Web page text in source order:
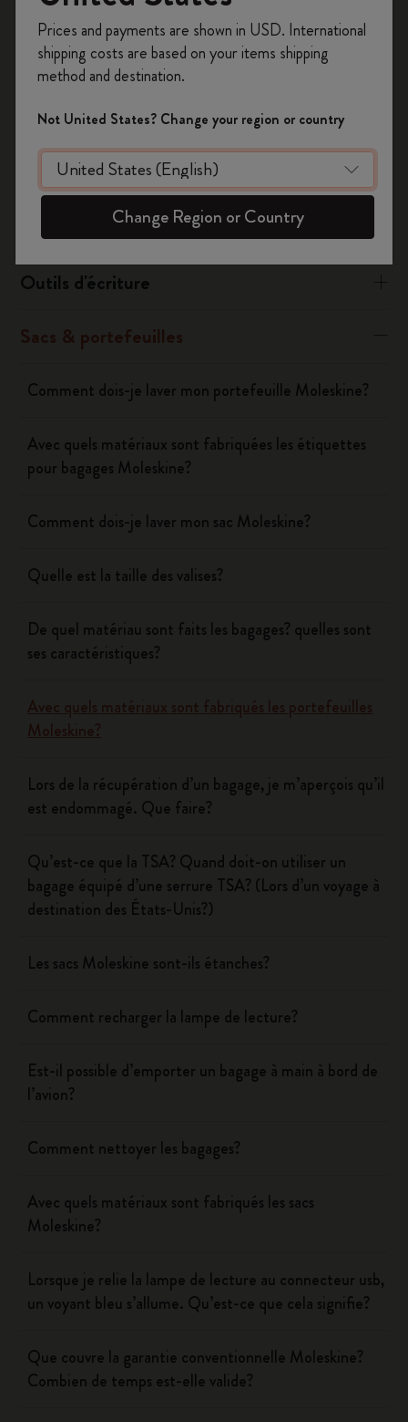
Was this answer helpful?
Carnets
Outils d'écriture
Sacs & portefeuilles
Comment dois-je laver mon portefeuille Moleskine?
Avec quels matériaux sont fabriquées les étiquettes
pour bagages Moleskine?
Comment dois-je laver mon sac Moleskine?
Quelle est la taille des valises?
De quel matériau sont faits les bagages? quelles sont
ses caractéristiques?
Avec quels matériaux sont fabriqués les portefeuilles
Moleskine?
Lors de la récupération d’un bagage, je m’aperçois qu’il
est endommagé. Que faire?
Qu’est-ce que la TSA? Quand doit-on utiliser un
bagage équipé d’une serrure TSA? (Lors d’un voyage à
destination des États-Unis?)
Les sacs Moleskine sont-ils étanches?
Comment recharger la lampe de lecture?
Est-il possible d’emporter un bagage à main à bord de
l’avion?
Comment nettoyer les bagages?
Avec quels matériaux sont fabriqués les sacs
Moleskine?
Lorsque je relie la lampe de lecture au connecteur usb,
un voyant bleu s’allume. Qu’est-ce que cela signifie?
Que couvre la garantie conventionnelle Moleskine?
Combien de temps est-elle valide?
de remise ainsi que de frais de port gratuits
sur votre première commandeen utilisant le
codeWELCOME10.
Créez un compte Moleskine pour accéder à des
offres exclusives, des avantages réservés aux
membres et davantage d’inspiration.
Créer un compte!
Prices and payments are shown in USD. International
shipping costs are based on your items shipping
method and destination.
Not United States? Change your region or country
Change Region or Country